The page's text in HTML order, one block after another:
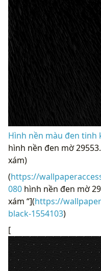
Hình nền màu đen tinh
hình nền đen mờ
xám)
(https://
080 hình nền đen mờ
xám “](https://
black-1554103)
[